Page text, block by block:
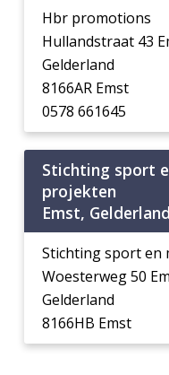
Hbr promotions
Hullandstraat 43
Gelderland
8166AR Emst
0578 661645
Stichting sport
projekten
Emst, Gelderland
Stichting sport en
Woesterweg 50
Gelderland
8166HB Emst